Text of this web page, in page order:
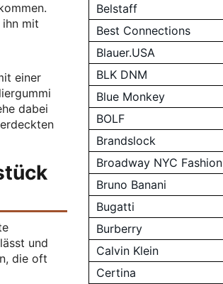
ihn mit
einer
dabei
und
die oft
Belstaff
Best Connections
Blauer.USA
BLK DNM
Blue Monkey
BOLF
Brandslock
Broadway NYC Fashion
Bruno Banani
Bugatti
Burberry
Calvin Klein
Certina